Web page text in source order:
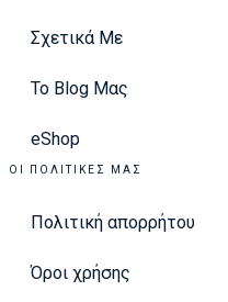
Σχετικά Με
Το Blog Μας
eShop
ΟΙ ΠΟΛΙΤΙΚΈΣ ΜΑΣ
Πολιτική απορρήτου
Όροι χρήσης